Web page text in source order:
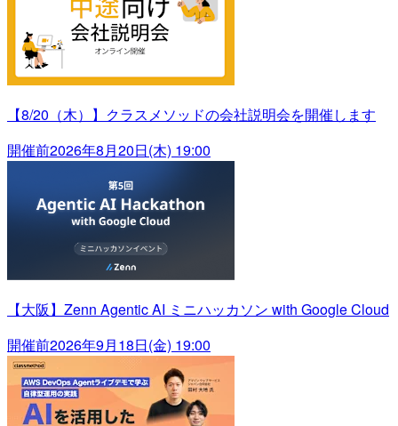
【8/20（木）】クラスメソッドの会社説明会を開催します
開催前2026年8月20日(木) 19:00
【大阪】Zenn Agentic AI ミニハッカソン with Google Cloud
開催前2026年9月18日(金) 19:00